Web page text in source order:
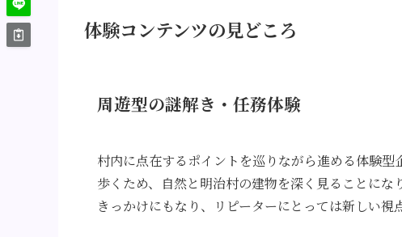
体験コンテンツの見どころ
周遊型の謎解き・任務体験
村内に点在するポイントを巡りながら進める体験
歩くため、自然と明治村の建物を深く見ることに
きっかけにもなり、リピーターにとっては新しい視